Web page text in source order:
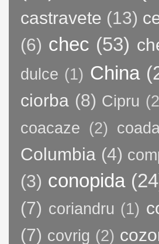
castravete (13)
(6) chec (53)
dulce (1) China
ciorba (8) Cipru
coacaze (2)
Columbia (4)
(3) conopida
(7) coriandru (1)
(7) covrig (2)